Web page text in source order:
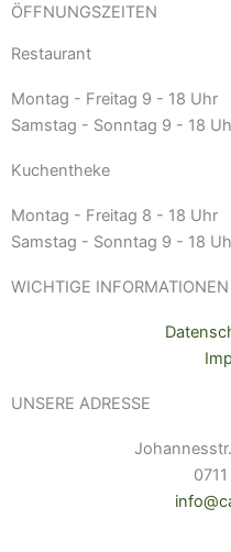
e
b
o
k
-
f
t
r
a
ÖFFNUNGSZEITEN
Restaurant
Montag - Freitag 9 - 18 Uhr
Samstag - Sonntag 9 - 18
Kuchentheke
Montag - Freitag 8 - 18 Uhr
Samstag - Sonntag 9 - 18
WICHTIGE INFORMATIONEN
UNSERE ADRESSE